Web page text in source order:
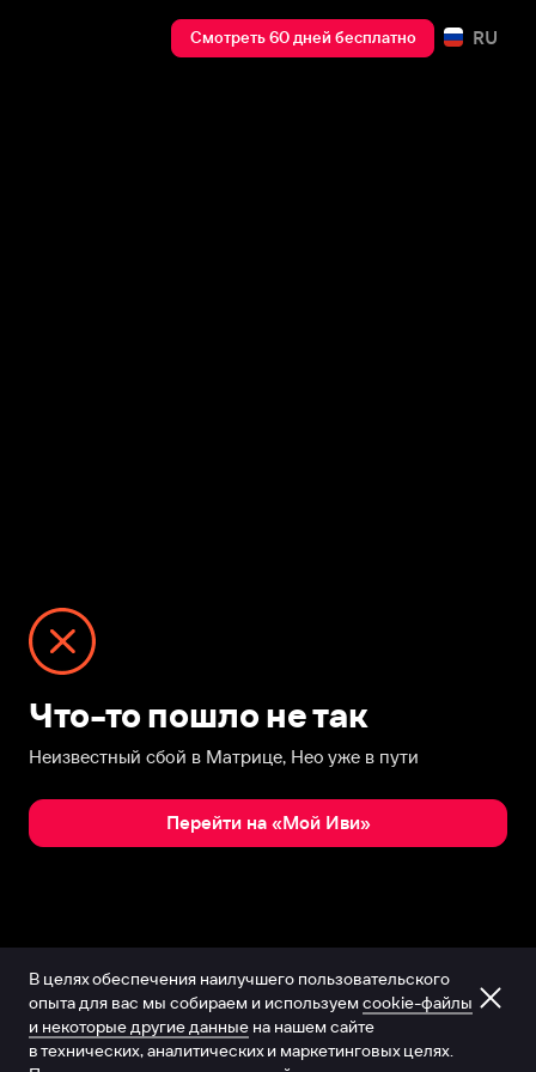
Смотреть 60 дней бесплатно RU
Что-то пошло не так
Неизвестный сбой в Матрице, Нео уже в пути
Перейти на «Мой Иви»
В целях обеспечения наилучшего пользовательского
опыта для вас мы собираем и используем cookie-файлы
и некоторые другие данные на нашем сайте
в технических, аналитических и маркетинговых целях.